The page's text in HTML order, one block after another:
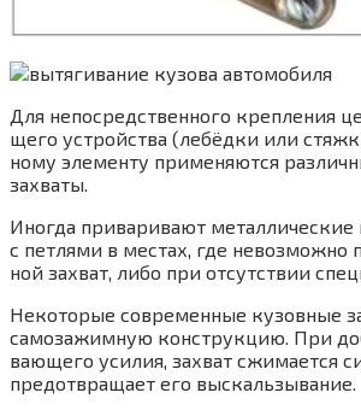
Для непо­сред­ствен­но­го креп­ле­ния
ще­го устрой­ства (лебёд­ки или
но­му эле­мен­ту при­ме­ня­ют­ся
захваты.
Ино­гда при­ва­ри­ва­ют метал­ли­че­ские
с пет­ля­ми в местах, где
ной захват, либо при отсут­ствии
Неко­то­рые совре­мен­ные кузов­ные
само­за­жим­ную кон­струк­цию. При
ва­ю­ще­го уси­лия, захват сжи­ма­ет­ся
предот­вра­ща­ет его выскальзывание.